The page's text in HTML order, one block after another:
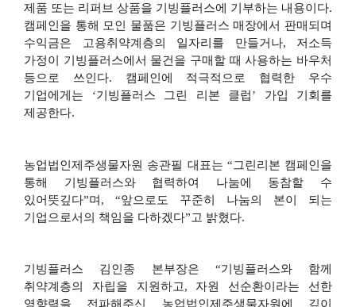
제품 또는 리퍼브 상품을 기빙플러스에 기부하는 내용이다.
캠페인을 통해 모인 물품은 기빙플러스 매장에서 판매되며
수익금은 고용취약계층의 일자리를 만들거나, 저소득
가정이 기빙플러스에서 물건을 구매할 때 사용하는 바우처
등으로 쓰인다. 캠페인에 적극적으로 협력한 우수
기업에게는 ‘기빙플러스 그린 리본 클럽’ 가입 기회를
제공한다.
농업법인제주생물자원 송관필 대표는 “그린리본 캠페인을
통해 기빙플러스와 협력하여 나눔에 동참할 수
있어뜻깊다”며, “앞으로도 꾸준히 나눔의 본이 되는
기업으로서의 책임을 다하겠다”고 밝혔다.
기빙플러스 김인종 본부장은 “기빙플러스와 함께
취약계층의 자립을 지원하고, 자원 선순환이라는 선한
영향력을 전파해주신 농업법인제주생물자원에 깊이